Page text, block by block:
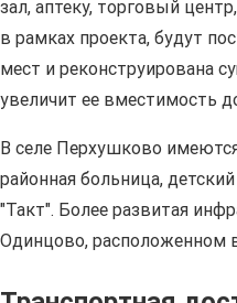
зал, аптеку, торговый
в рамках проекта, будут
мест и реконструирована
увеличит ее вместимость
В селе Перхушково
районная больница,
"Такт". Более развитая
Одинцово, расположенном